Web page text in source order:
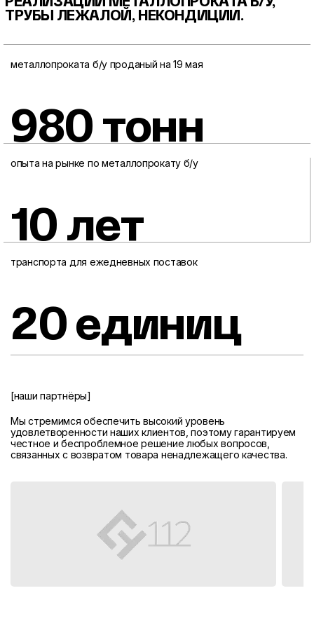
ТРУБЫ ЛЕЖАЛОЙ, НЕКОНДИЦИИ.
металлопроката б/у проданый на 19 мая
980 тонн
опыта на рынке по металлопрокату б/у
10 лет
транспорта для ежедневных поставок
20 единиц
[наши партнёры]
Мы стремимся обеспечить высокий уровень
удовлетворенности наших клиентов, поэтому гарантируем
честное и беспроблемное решение любых вопросов,
связанных с возвратом товара ненадлежащего качества.